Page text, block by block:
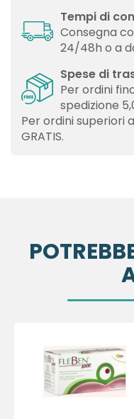
Tempi di
Consegna
24/48h o a
Spese di
Per ordini
spedizione
Per ordini superiori
GRATIS.